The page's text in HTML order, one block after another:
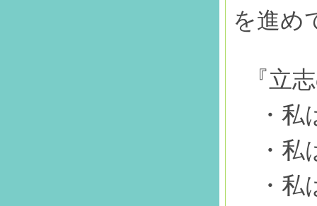
を進め
『立
・
・
・